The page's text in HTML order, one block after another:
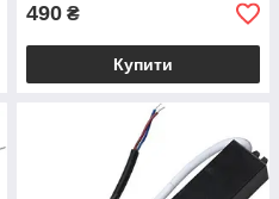
490 ₴
Купити